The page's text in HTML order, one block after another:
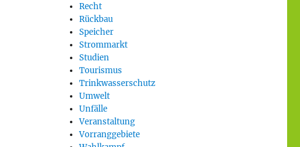
Recht
Rückbau
Speicher
Strommarkt
Studien
Tourismus
Trinkwasserschutz
Umwelt
Unfälle
Veranstaltung
Vorranggebiete